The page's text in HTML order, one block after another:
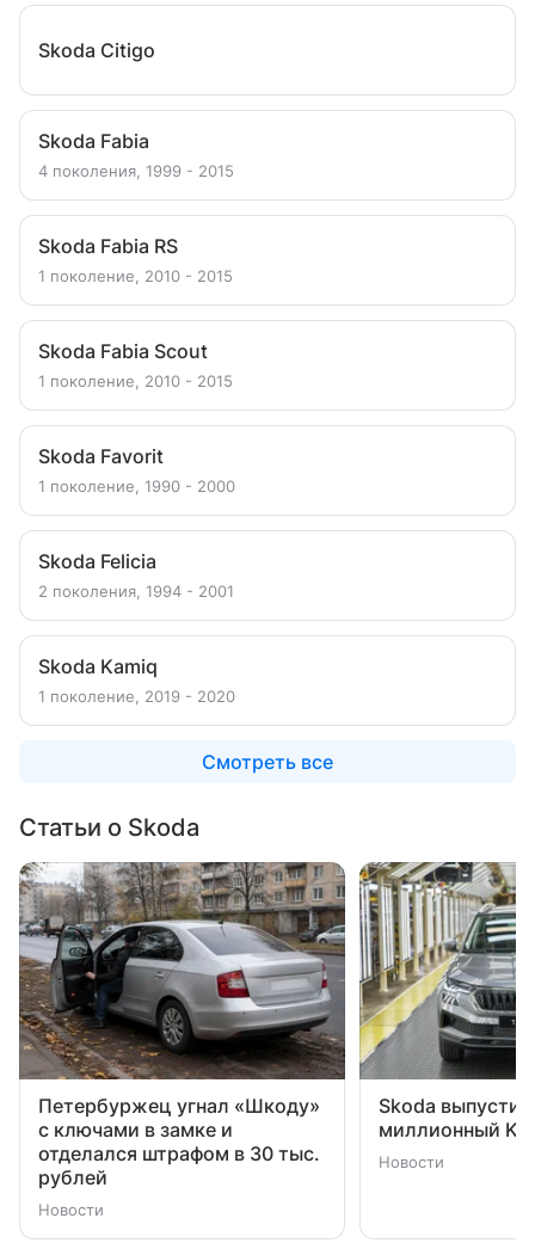
Skoda Citigo
Skoda Fabia
4 поколения, 1999 - 2015
Skoda Fabia RS
1 поколение, 2010 - 2015
Skoda Fabia Scout
1 поколение, 2010 - 2015
Skoda Favorit
1 поколение, 1990 - 2000
Skoda Felicia
2 поколения, 1994 - 2001
Skoda Kamiq
1 поколение, 2019 - 2020
Смотреть все
Статьи о Skoda
Петербуржец угнал «Шкоду»
с ключами в замке и
отделался штрафом в 30 тыс.
рублей
Новости
Skoda
миллионный
Новости